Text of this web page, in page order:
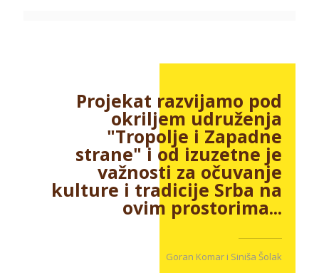
Projekat razvijamo pod
okriljem udruženja
"Tropolje i Zapadne
strane" i od izuzetne je
važnosti za očuvanje
kulture i tradicije Srba na
ovim prostorima...
Goran Komar i Siniša Šolak